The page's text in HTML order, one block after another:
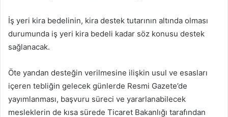
İş yeri kira bedelinin, kira destek tutarının altında olması
durumunda iş yeri kira bedeli kadar söz konusu destek
sağlanacak.
Öte yandan desteğin verilmesine ilişkin usul ve esasları
içeren tebliğin gelecek günlerde Resmi Gazete’de
yayımlanması, başvuru süreci ve yararlanabilecek
mesleklerin de kısa sürede Ticaret Bakanlığı tarafından